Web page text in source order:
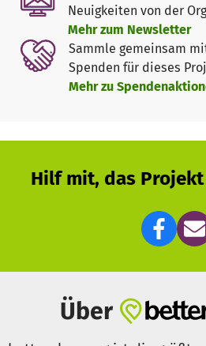
Und da kommt Ihre Spende ins
längerfristig zu planen. An Ideen
Geld und Hände. Was den
Dietzenbach bisher unterversorgt.
Und das wollen wir ändern, mit
Neuigkeiten von der
Mehr zum Newsletter
Sammle gemeinsam
Spenden für dieses
Mehr zu
Hilf mit, das
Über